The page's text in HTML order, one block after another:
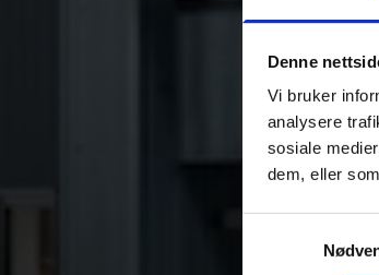
Denne
Vi bruker
analysere
sosiale
dem, eller